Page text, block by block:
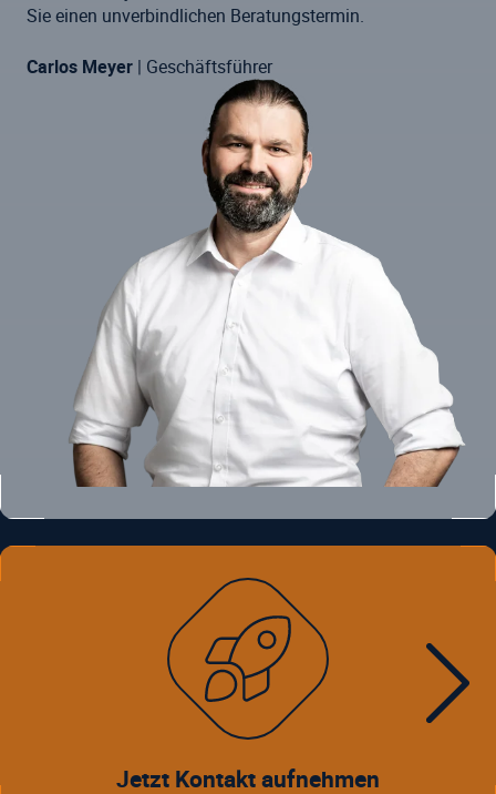
Sie einen unverbindlichen Beratungstermin.
Carlos Meyer | Geschäftsführer
Jetzt Kontakt aufnehmen